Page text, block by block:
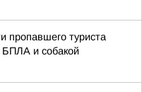
пропавшего туриста
и собакой